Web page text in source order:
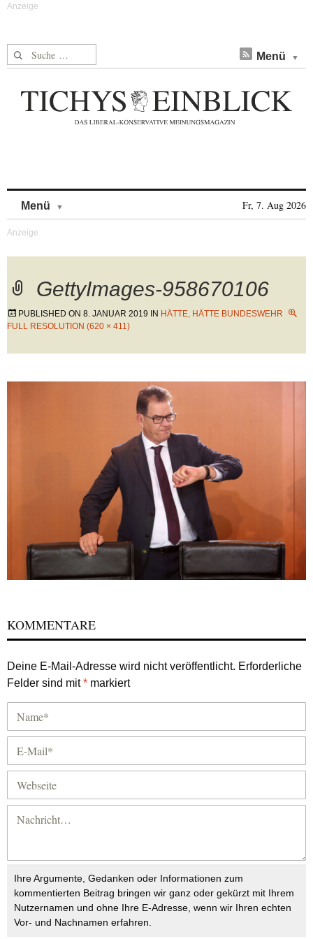
Suche nach: Menü
Menü Fr, 7. Aug 2026
GettyImages-958670106
PUBLISHED ON 8. JANUAR 2019 IN HÄTTE, HÄTTE BUNDESWEHR
FULL RESOLUTION (620 × 411)
KOMMENTARE
Deine E-Mail-Adresse wird nicht veröffentlicht. Erforderliche
Felder sind mit* markiert
Ihre Argumente, Gedanken oder Informationen zum
kommentierten Beitrag bringen wir ganz oder gekürzt mit Ihrem
Nutzernamen und ohne Ihre E-Adresse, wenn wir Ihren echten
Vor- und Nachnamen erfahren.